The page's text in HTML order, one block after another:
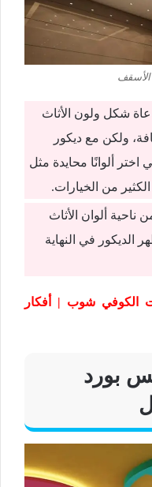
شكل ولون الأثاث
ولكن مع ديكور
اختر ألوانًا محايدة مثل
من الخيارات.
ألوان الأثاث
الديكور في النهاية
الكوفي شوب | أفكار
بورد